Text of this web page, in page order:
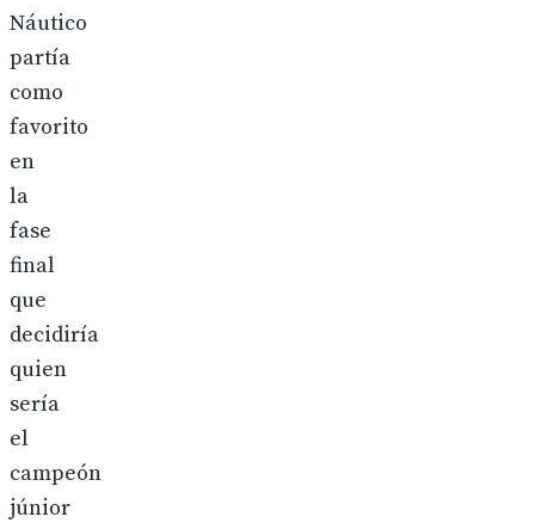
Náutico
partía
como
favorito
en
la
fase
final
que
decidiría
quien
sería
el
campeón
júnior